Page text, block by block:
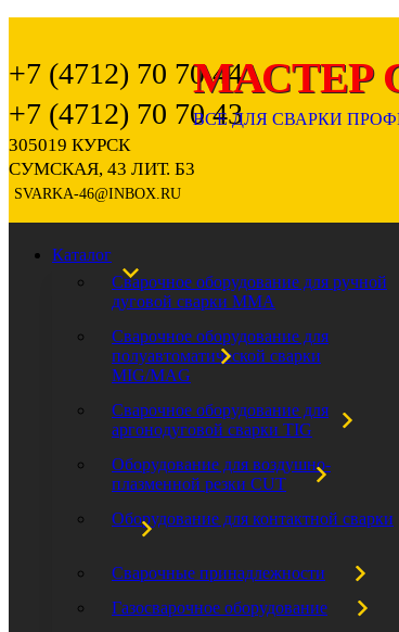
+7 (4712) 70 70 44
+7 (4712) 70 70 43
305019 КУРСК
СУМСКАЯ, 43 ЛИТ. Б3
SVARKA-46@INBOX.RU
Каталог
Сварочное оборудование для ручной
дуговой сварки ММА
Сварочное оборудование для
полуавтоматической сварки
MIG/MAG
Сварочное оборудование для
аргонодуговой сварки TIG
Оборудование для воздушно-
плазменной резки CUT
Оборудование для контактной сварки
Сварочные принадлежности
Газосварочное оборудование